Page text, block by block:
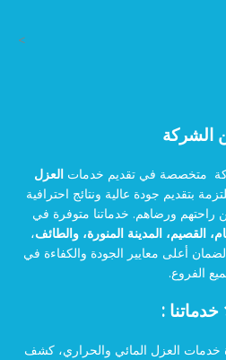
>
الشركة
متخصصة في تقديم خدماتالعزل
بتقديم جودة عالية ونتائج احترافية
راحتهم ورضاهم. خدماتنا متوفرة في
المدينة المنورة، والطائف،
أعلى معايير الجودة والكفاءة في
الفروع.
:
خدمات العزل المائي والحراري، كشف